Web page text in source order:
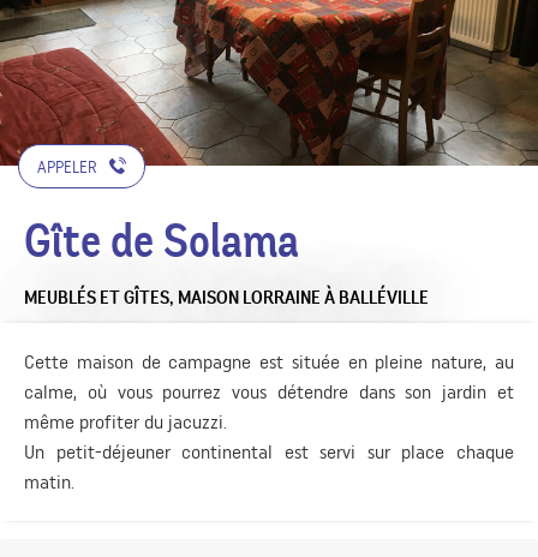
APPELER
Gîte de Solama
MEUBLÉS ET GÎTES, MAISON LORRAINE À BALLÉVILLE
Cette maison de campagne est située en pleine nature, au
calme, où vous pourrez vous détendre dans son jardin et
même profiter du jacuzzi.
Un petit-déjeuner continental est servi sur place chaque
matin.